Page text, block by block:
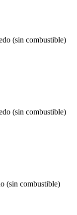
(sin combustible)
(sin combustible)
(sin combustible)